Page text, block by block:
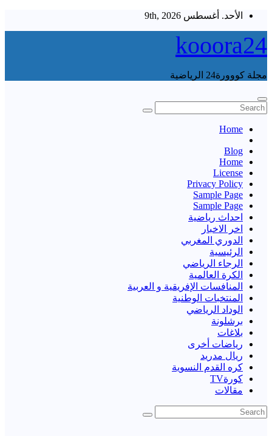
Skip
content
الأحد. أغسطس 9th, 2026
kooora24
مجلة كووورة24 الرياضية
Home
Blog
Home
License
Privacy Policy
Sample Page
Sample Page
احداث رياضية
اخر الاخبار
الدوري المغربي
الرئيسية
الرجاء الرياضي
الكرة العالمية
المنافسات الإفريقية و العربية
المنتخبات الوطنية
الوداد الرياضي
برشلونة
بلاغات
رياضات أخرى
ريال مدريد
كره القدم النسوية
كورةTV
مقالات